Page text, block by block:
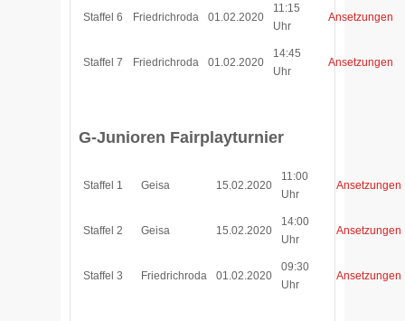
Staffel 6 Friedrichroda 01.02.2020
11:15
Uhr
Ansetzungen
Staffel 7 Friedrichroda 01.02.2020
14:45
Uhr
Ansetzungen
G-Junioren Fairplayturnier
Staffel 1 Geisa 15.02.2020
11:00
Uhr
Ansetzungen
Staffel 2 Geisa 15.02.2020
14:00
Uhr
Ansetzungen
Staffel 3 Friedrichroda 01.02.2020
09:30
Uhr
Ansetzungen